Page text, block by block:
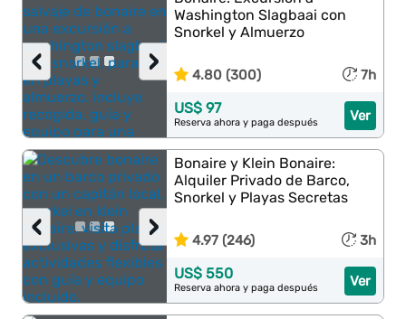
›
‹
Washington Slagbaai con
Snorkel y Almuerzo
4.80 (300) 7h
Ver
US$ 97
Reserva ahora y paga después
›
‹
Bonaire y Klein Bonaire:
Alquiler Privado de Barco,
Snorkel y Playas Secretas
4.97 (246) 3h
Ver
US$ 550
Reserva ahora y paga después